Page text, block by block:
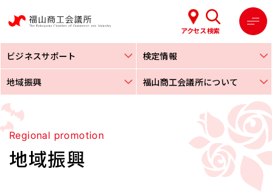
アクセス検索
ビジネスサポート 検定情報
地域振興 福山商工会議所について
Regional promotion
地域振興